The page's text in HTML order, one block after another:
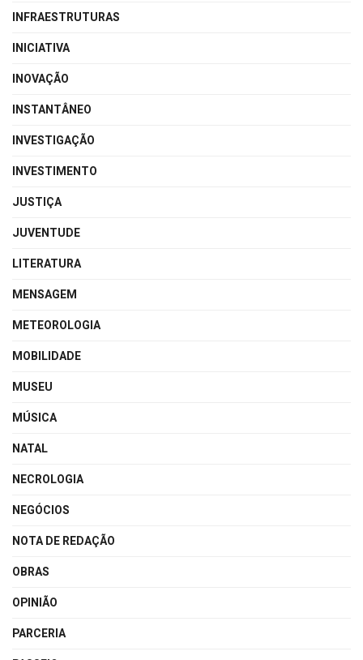
INFRAESTRUTURAS
INICIATIVA
INOVAÇÃO
INSTANTÂNEO
INVESTIGAÇÃO
INVESTIMENTO
JUSTIÇA
JUVENTUDE
LITERATURA
MENSAGEM
METEOROLOGIA
MOBILIDADE
MUSEU
MÚSICA
NATAL
NECROLOGIA
NEGÓCIOS
NOTA DE REDAÇÃO
OBRAS
OPINIÃO
PARCERIA